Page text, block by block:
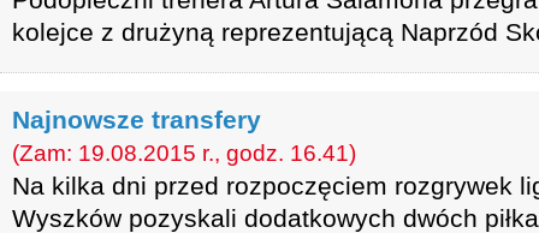
kolejce z drużyną reprezentującą Naprzód
Najnowsze transfery
(Zam: 19.08.2015 r., godz. 16.41)
Na kilka dni przed rozpoczęciem rozgrywek
Wyszków pozyskali dodatkowych dwóch